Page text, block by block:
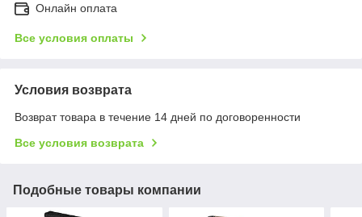
Онлайн оплата
Все условия оплаты
Условия возврата
Возврат товара в течение 14 дней по договоренности
Все условия возврата
Подобные товары компании